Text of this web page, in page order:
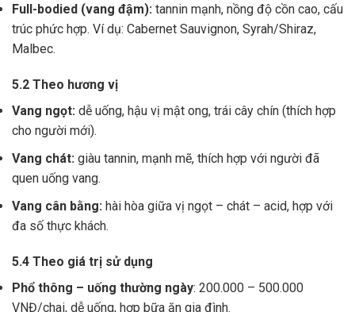
Full-bodied (vang đậm): tannin mạnh, nồng độ cồn cao, cấu
trúc phức hợp. Ví dụ: Cabernet Sauvignon, Syrah/Shiraz,
Malbec.
5.2 Theo hương vị
Vang ngọt: dễ uống, hậu vị mật ong, trái cây chín (thích hợp
cho người mới).
Vang chát: giàu tannin, mạnh mẽ, thích hợp với người đã
quen uống vang.
Vang cân bằng: hài hòa giữa vị ngọt – chát – acid, hợp với
đa số thực khách.
5.4 Theo giá trị sử dụng
Phổ thông – uống thường ngày: 200.000 – 500.000
VNĐ/chai, dễ uống, hợp bữa ăn gia đình.